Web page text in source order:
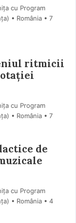
cu Program
• România
7
ritmicii
cu Program
• România
7
de
cu Program
• România
4